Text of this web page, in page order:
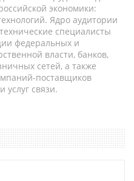
экономики:
Ядро аудитории
специалисты
федеральных и
власти, банков,
сетей, а также
поставщиков
связи.